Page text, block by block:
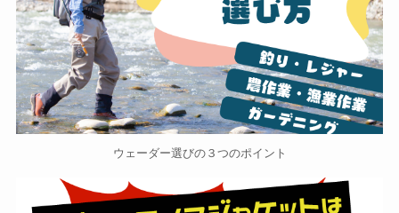
ウェーダー選びの３つのポイント